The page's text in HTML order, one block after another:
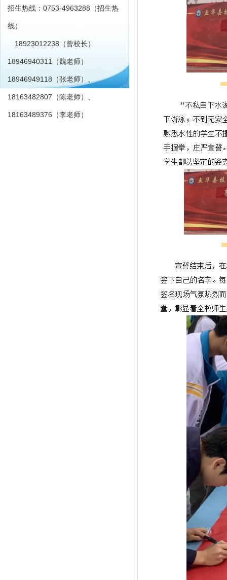
招生热线：0753-4963288（招生热
线）
18923012238（曾校长）
18946940311（魏老师）
18946949118（张老师）、
18163482807（陈老师）、
18163489376（李老师）